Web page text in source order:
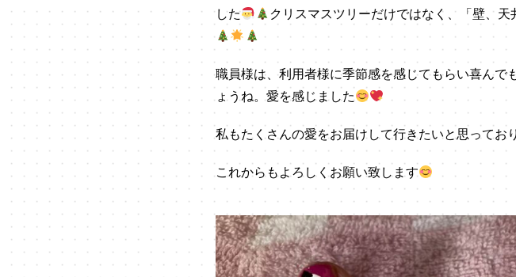
した
クリスマスツリーだけではなく、「壁、
職員様は、利用者様に季節感を感じてもらい喜ん
ょうね。愛を感じました
私もたくさんの愛をお届けして行きたいと思ってお
これからもよろしくお願い致します